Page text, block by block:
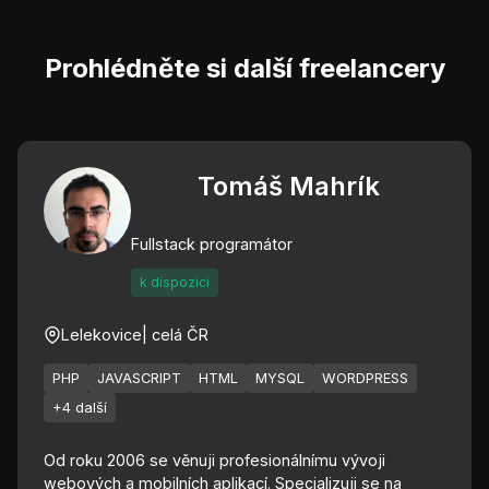
Prohlédněte si další freelancery
Tomáš Mahrík
Fullstack programátor
k dispozici
Lelekovice | celá ČR
PHP JAVASCRIPT HTML MYSQL
WORDPRESS
+4 další
Od roku 2006 se věnuji profesionálnímu vývoji
webových a mobilních aplikací. Specializuji se na